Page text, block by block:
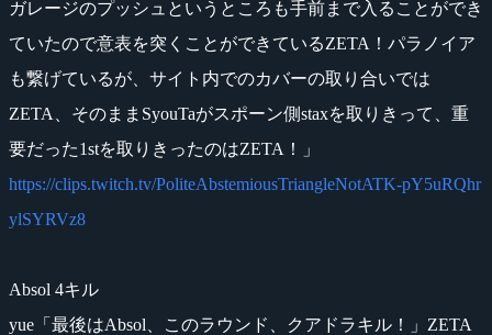
ガレージのプッシュというところも手前まで入ることができ
ていたので意表を突くことができているZETA！パラノイア
も繋げているが、サイト内でのカバーの取り合いでは
ZETA、そのままSyouTaがスポーン側staxを取りきって、重
要だった1stを取りきったのはZETA！」
https://clips.twitch.tv/PoliteAbstemiousTriangleNotATK-pY5uRQhr
ylSYRVz8
Absol 4キル
yue「最後はAbsol、このラウンド、クアドラキル！」ZETA